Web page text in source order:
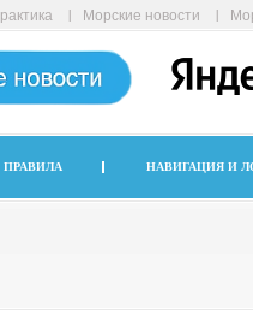
Морские новости
НАВИГАЦИЯ И